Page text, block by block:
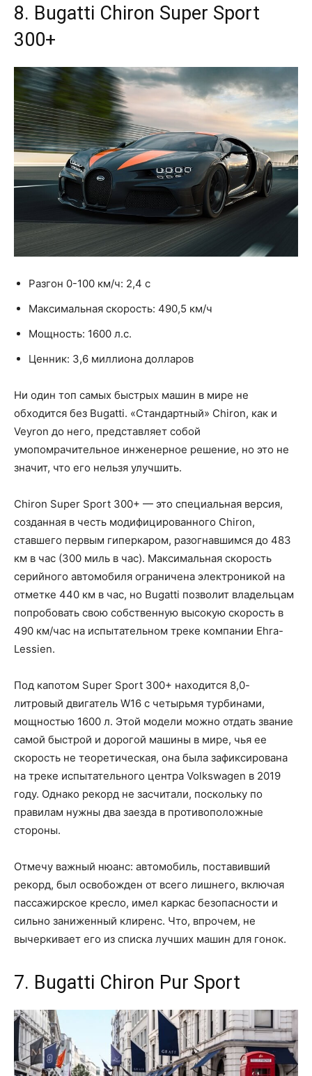
8. Bugatti Chiron Super Sport
300+
Разгон 0-100 км/ч: 2,4 с
Максимальная скорость: 490,5 км/ч
Мощность: 1600 л.с.
Ценник: 3,6 миллиона долларов
Ни один топ самых быстрых машин в мире не
обходится без Bugatti. «Стандартный» Chiron, как и
Veyron до него, представляет собой
умопомрачительное инженерное решение, но это не
значит, что его нельзя улучшить.
Chiron Super Sport 300+ — это специальная версия,
созданная в честь модифицированного Chiron,
ставшего первым гиперкаром, разогнавшимся до 483
км в час (300 миль в час). Максимальная скорость
серийного автомобиля ограничена электроникой на
отметке 440 км в час, но Bugatti позволит владельцам
попробовать свою собственную высокую скорость в
490 км/час на испытательном треке компании Ehra-
Lessien.
Под капотом Super Sport 300+ находится 8,0-
литровый двигатель W16 с четырьмя турбинами,
мощностью 1600 л. Этой модели можно отдать звание
самой быстрой и дорогой машины в мире, чья ее
скорость не теоретическая, она была зафиксирована
на треке испытательного центра Volkswagen в 2019
году. Однако рекорд не засчитали, поскольку по
правилам нужны два заезда в противоположные
стороны.
Отмечу важный нюанс: автомобиль, поставивший
рекорд, был освобожден от всего лишнего, включая
пассажирское кресло, имел каркас безопасности и
сильно заниженный клиренс. Что, впрочем, не
вычеркивает его из списка лучших машин для гонок.
7. Bugatti Chiron Pur Sport